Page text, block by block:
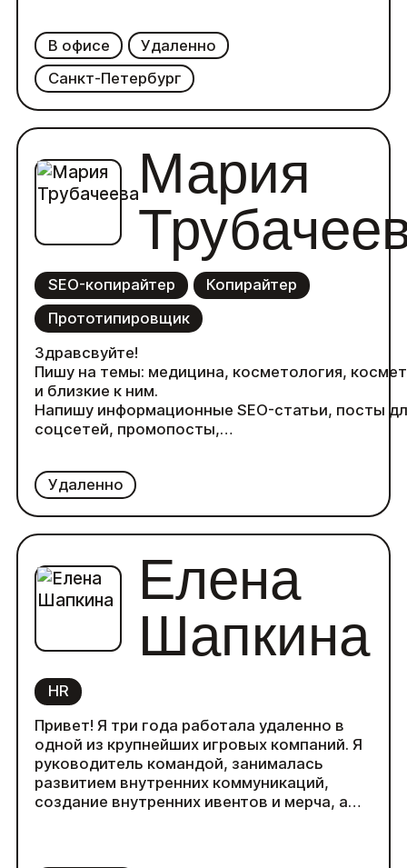
В офисе
Удаленно
Санкт-Петербург
Удаленно
Мария
SEO-копирайтер
Копирайтер
Прототипировщик
Здравсвуйте!
Пишу на темы: медицина, косметология,
и близкие к ним.
Напишу информационные SEO-статьи, посты
соцсетей, промопосты,
исследования ЦА, конкурентов, поисковых
запросов.
2 года в копирайтинге.
Самозанятая.
Елена
Шапкина
HR
Привет! Я три года работала удаленно в
одной из крупнейших игровых компаний. Я
руководитель командой, занималась
развитием внутренних коммуникаций,
создание внутренних ивентов и мерча, а